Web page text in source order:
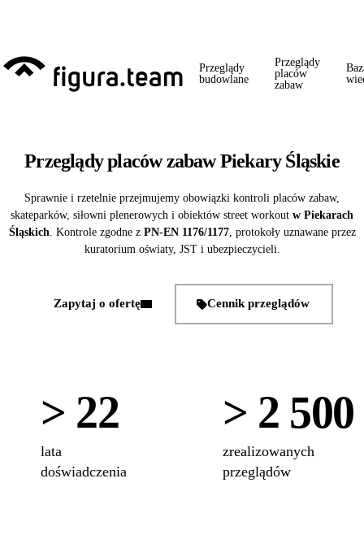
Przeglądy
budowlane
Przeglądy
placów
zabaw
Przeglądy placów zabaw Piekary Śląskie
Sprawnie i rzetelnie przejmujemy obowiązki kontroli placów zabaw,
skateparków, siłowni plenerowych i obiektów street workout w Piekarach
Śląskich . Kontrole zgodne z PN-EN 1176/1177, protokoły uznawane przez
kuratorium oświaty, JST i ubezpieczycieli.
Zapytaj o ofertę Cennik przeglądów
> 22
lata
doświadczenia
> 2 500
zrealizowanych
przeglądów